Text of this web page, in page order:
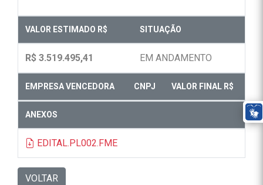
VALOR ESTIMADO R$ SITUAÇÃO
R$ 3.519.495,41 EM ANDAMENTO
EMPRESA VENCEDORA CNPJ VALOR FINAL R$
ANEXOS
EDITAL.PL002.FME
VOLTAR